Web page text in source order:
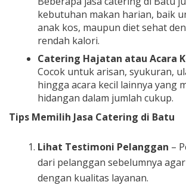
kebutuhan makan harian, baik
anak kos, maupun diet sehat
rendah kalori.
Catering Hajatan atau Acara
Cocok untuk arisan, syukuran,
hingga acara kecil lainnya yang
hidangan dalam jumlah cukup.
Tips Memilih Jasa Catering di Batu
Lihat Testimoni Pelanggan –
dari pelanggan sebelumnya
dengan kualitas layanan.